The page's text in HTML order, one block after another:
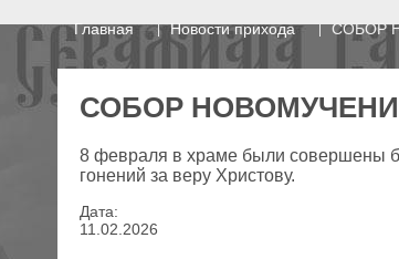
Главная Новости прихода СОБОР
СОБОР
8 февраля в храме были совершены
гонений за веру Христову.
Дата:
11 02 2026